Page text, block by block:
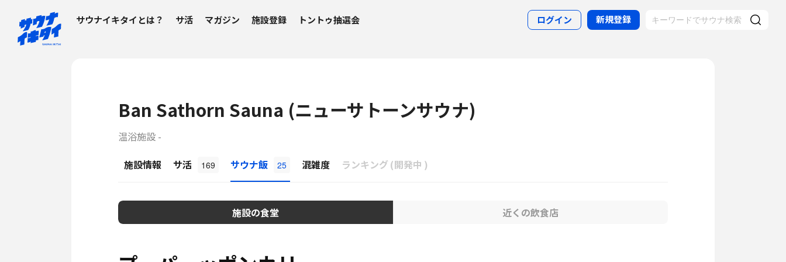
サウナイキタイとは？ サ活 マガジン 施設登録 トントゥ抽選会 ログイン 新規登録
Ban Sathorn Sauna (ニューサトーンサウナ)
温浴施設 -
施設情報
サ活 169 サウナ飯 25 混雑度 ランキング (開発中 )
施設の食堂 近くの飲食店